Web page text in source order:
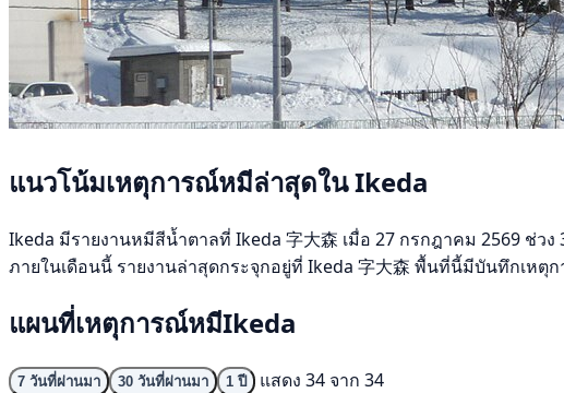
แนวโน้มเหตุการณ์หมีล่าสุดใน Ikeda
Ikeda มีรายงานหมีสีน้ำตาลที่ Ikeda 字大森 เมื่อ 27 กรกฎาคม 2569 ช่
ภายในเดือนนี้ รายงานล่าสุดกระจุกอยู่ที่ Ikeda 字大森 พื้นที่นี้มีบันทึกเหตุ
แผนที่เหตุการณ์หมีIkeda
7 วันที่ผ่านมา 30 วันที่ผ่านมา 1 ปี
แสดง 34 จาก 34